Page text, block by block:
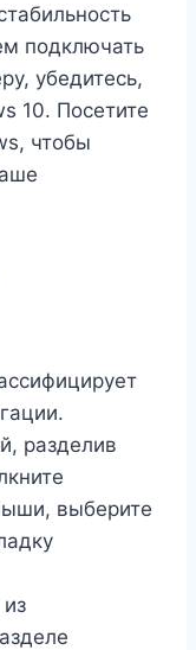
подключать
убедитесь,
10. Посетите
чтобы
разделив
выберите